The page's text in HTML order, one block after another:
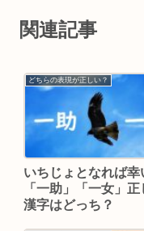
関連記事
どちらの表現が正しい？
いちじょとなれば
「一助」「一女」正
漢字はどっち？